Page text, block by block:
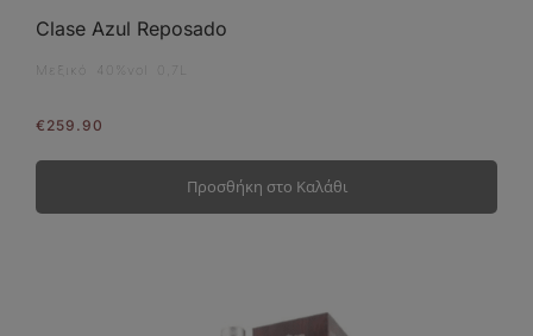
Clase Azul Reposado
Μεξικό 40%vol 0,7L
€ 259.90
Προσθήκη στο Καλάθι